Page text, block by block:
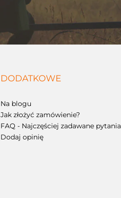
DODATKOWE
Na blogu
Jak złożyć zamówienie?
FAQ - Najczęściej zadawane pytania
Dodaj opinię